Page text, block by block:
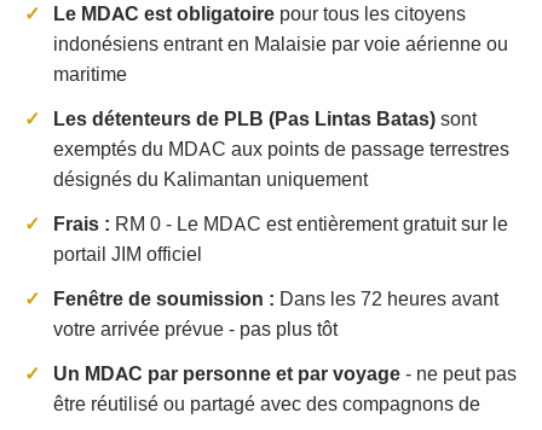
Le MDAC est obligatoire pour tous les citoyens
indonésiens entrant en Malaisie par voie aérienne ou
maritime
Les détenteurs de PLB (Pas Lintas Batas)sont
exemptés du MDAC aux points de passage terrestres
désignés du Kalimantan uniquement
Frais : RM 0 - Le MDAC est entièrement gratuit sur le
portail JIM officiel
Fenêtre de soumission : Dans les 72 heures avant
votre arrivée prévue - pas plus tôt
Un MDAC par personne et par voyage- ne peut pas
être réutilisé ou partagé avec des compagnons de